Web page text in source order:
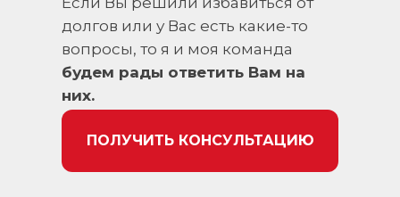
долгов или у Вас есть какие-то
вопросы, то я и моя команда
будем рады ответить Вам на
них.
ПОЛУЧИТЬ КОНСУЛЬТАЦИЮ